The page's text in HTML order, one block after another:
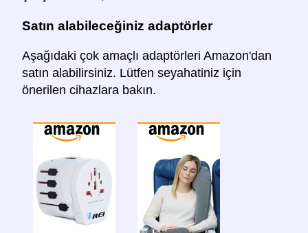
Satın alabileceğiniz adaptörler
Aşağıdaki çok amaçlı adaptörleri Amazon'dan
satın alabilirsiniz. Lütfen seyahatiniz için
önerilen cihazlara bakın.